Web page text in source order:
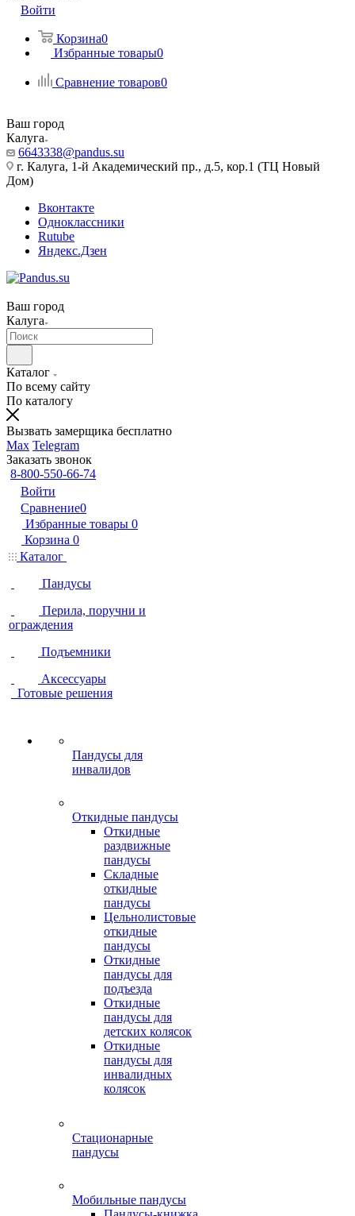
Войти
Корзина0
Избранные товары0
Сравнение товаров0
Ваш город
Калуга
6643338@pandus.su
г. Калуга, 1-й Академический пр., д.5, кор.1 (ТЦ Новый
Дом)
Вконтакте
Одноклассники
Rutube
Яндекс.Дзен
Ваш город
Калуга
Каталог
По всему сайту
По каталогу
Вызвать замерщика бесплатно
Max Telegram
Заказать звонок
8-800-550-66-74
Войти
Сравнение0
Избранные товары 0
Корзина 0
Каталог
Пандусы
Перила, поручни и
ограждения
Подъемники
Аксессуары
Готовые решения
Пандусы для
инвалидов
Откидные пандусы
Откидные
раздвижные
пандусы
Складные
откидные
пандусы
Цельнолистовые
откидные
пандусы
Откидные
пандусы для
подъезда
Откидные
пандусы для
детских колясок
Откидные
пандусы для
инвалидных
колясок
Стационарные
пандусы
Мобильные пандусы